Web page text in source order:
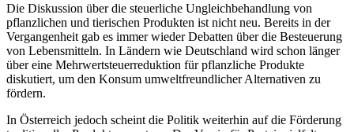
Die Diskussion über die steuerliche Ungleichbehandlung von
pflanzlichen und tierischen Produkten ist nicht neu. Bereits in der
Vergangenheit gab es immer wieder Debatten über die Besteuerung
von Lebensmitteln. In Ländern wie Deutschland wird schon länger
über eine Mehrwertsteuerreduktion für pflanzliche Produkte
diskutiert, um den Konsum umweltfreundlicher Alternativen zu
fördern.
In Österreich jedoch scheint die Politik weiterhin auf die Förderung